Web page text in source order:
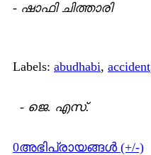
- ഷാഫി ചിത്താരി
Labels: abudhabi, accident
- ജെ. എസ്.
0അഭിപ്രായങ്ങള്‍ (+/-)